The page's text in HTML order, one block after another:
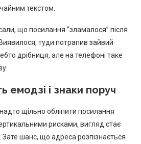
текстом.
що посилання “зламалося” після
туди потрапив зайвий
дрібниця, але на телефоні таке
емодзі і знаки поруч
щільно обліпити посилання
рисками, вигляд стає
шанс, що адреса розпізнається